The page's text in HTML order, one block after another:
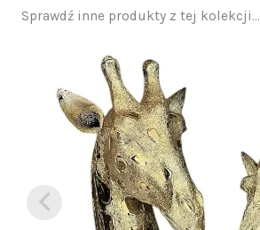
Sprawdź inne produkty z tej kolekcji...
cen:
od
280,00 zł
do
320,00 zł